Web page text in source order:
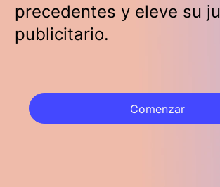
precedentes y eleve su
publicitario.
Comenzar
Comenzar